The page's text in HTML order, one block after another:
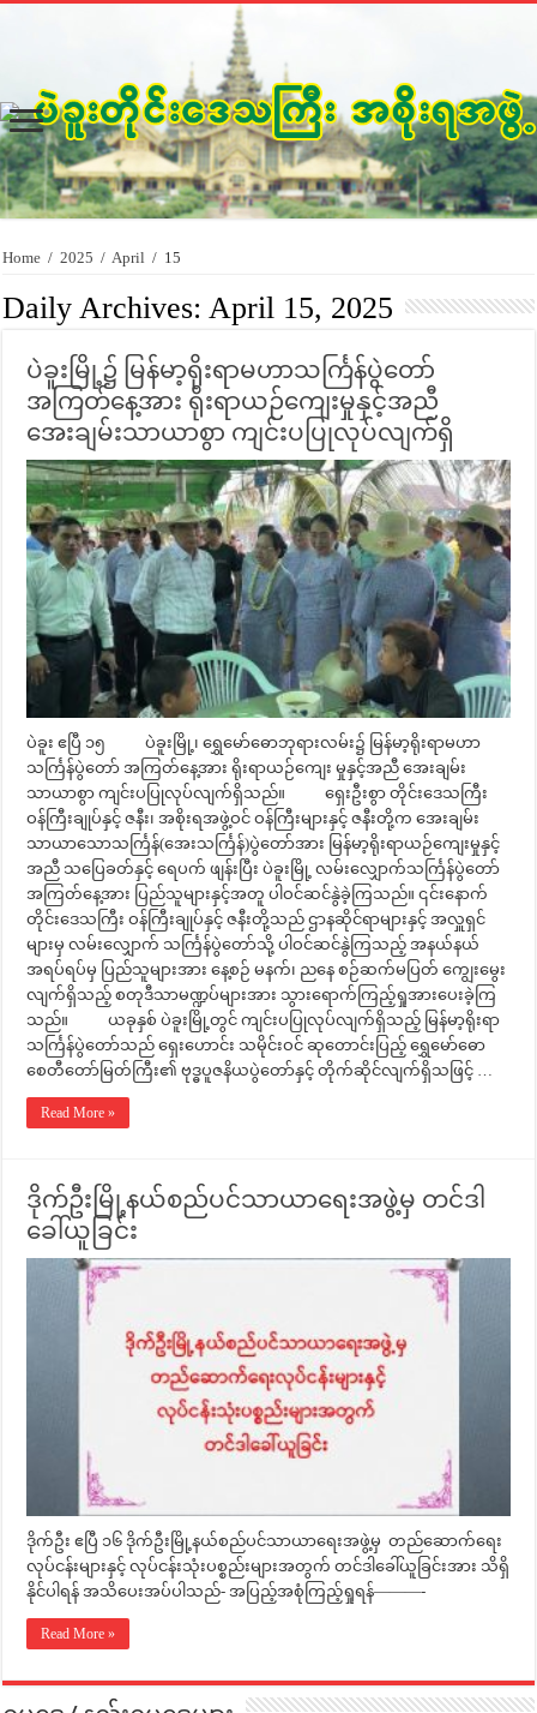
Home / 2025 / April / 15
Daily Archives:April 15, 2025
ပဲခူးမြို့၌ မြန်မာ့ရိုးရာမဟာသင်္ကြန်ပွဲတော်
အကြတ်နေ့အား ရိုးရာယဉ်ကျေးမှုနှင့်အညီ
အေးချမ်းသာယာစွာ ကျင်းပပြုလုပ်လျက်ရှိ
ပဲခူး ဧပြီ ၁၅ ပဲခူးမြို့၊ ရွှေမော်ဓောဘုရားလမ်း၌ မြန်မာ့ရိုးရာမဟာ
သင်္ကြန်ပွဲတော် အကြတ်နေ့အား ရိုးရာယဉ်ကျေး မှုနှင့်အညီ အေးချမ်း
သာယာစွာ ကျင်းပပြုလုပ်လျက်ရှိသည်။ ရှေးဦးစွာ တိုင်းဒေသကြီး
ဝန်ကြီးချုပ်နှင့် ဇနီး၊ အစိုးရအဖွဲ့ဝင် ဝန်ကြီးများနှင့် ဇနီးတို့က အေးချမ်း
သာယာသောသင်္ကြန်(အေးသင်္ကြန်)ပွဲတော်အား မြန်မာ့ရိုးရာယဉ်ကျေးမှုနှင့်
အညီ သပြေခတ်နှင့် ရေပက် ဖျန်းပြီး ပဲခူးမြို့ လမ်းလျှောက်သင်္ကြန်ပွဲတော်
အကြတ်နေ့အား ပြည်သူများနှင့်အတူ ပါဝင်ဆင်နွဲခဲ့ကြသည်။ ၎င်းနောက်
တိုင်းဒေသကြီး ဝန်ကြီးချုပ်နှင့် ဇနီးတို့သည် ဌာနဆိုင်ရာများနှင့် အလှူရှင်
များမှ လမ်းလျှောက် သင်္ကြန်ပွဲတော်သို့ ပါဝင်ဆင်နွဲကြသည့် အနယ်နယ်
အရပ်ရပ်မှ ပြည်သူများအား နေ့စဉ် မနက်၊ ညနေ စဉ်ဆက်မပြတ် ကျွေးမွေး
လျက်ရှိသည့် စတုဒီသာမဏ္ဍပ်များအား သွားရောက်ကြည့်ရှုအားပေးခဲ့ကြ
သည်။ ယခုနှစ် ပဲခူးမြို့တွင် ကျင်းပပြုလုပ်လျက်ရှိသည့် မြန်မာ့ရိုးရာ
သင်္ကြန်ပွဲတော်သည် ရှေးဟောင်း သမိုင်းဝင် ဆုတောင်းပြည့် ရွှေမော်ဓော
စေတီတော်မြတ်ကြီး၏ ဗုဒ္ဓပူဇနိယပွဲတော်နှင့် တိုက်ဆိုင်လျက်ရှိသဖြင့် …
Read More »
ဒိုက်ဦးမြို့နယ်စည်ပင်သာယာရေးအဖွဲ့မှ တင်ဒါ
ခေါ်ယူခြင်း
ဒိုက်ဦး ဧပြီ ၁၆ ဒိုက်ဦးမြို့နယ်စည်ပင်သာယာရေးအဖွဲ့မှ တည်ဆောက်ရေး
လုပ်ငန်းများနှင့် လုပ်ငန်းသုံးပစ္စည်းများအတွက် တင်ဒါခေါ်ယူခြင်းအား သိရှိ
နိုင်ပါရန် အသိပေးအပ်ပါသည်- အပြည့်အစုံကြည့်ရှုရန်———-
Read More »